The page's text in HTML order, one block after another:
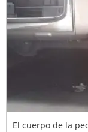
El cuerpo de la